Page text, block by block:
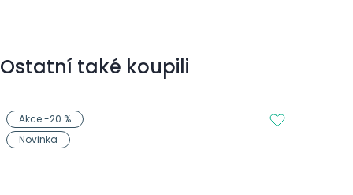
Ostatní také koupili
Akce -20 %
Novinka